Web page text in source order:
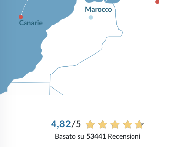
4,82/5
Basato su53441 Recensioni